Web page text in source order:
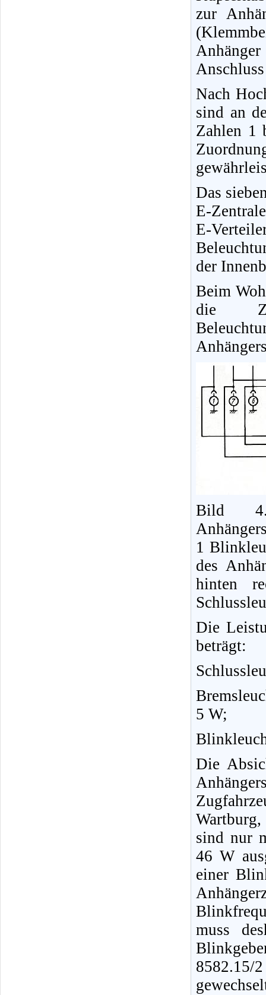
zur
Nach
sind an
Zahlen 1
Das
E-
E-
der
Beim
die
Bild
1
des
hinten
Die
beträgt:
5 W;
Die
sind nur
46 W
einer
muss